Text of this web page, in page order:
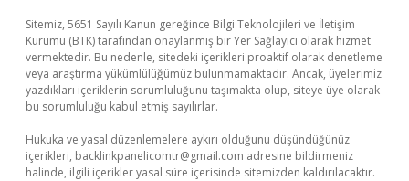
Sitemiz, 5651 Sayılı Kanun gereğince Bilgi Teknolojileri ve İletişim
Kurumu (BTK) tarafından onaylanmış bir Yer Sağlayıcı olarak hizmet
vermektedir. Bu nedenle, sitedeki içerikleri proaktif olarak denetleme
veya araştırma yükümlülüğümüz bulunmamaktadır. Ancak, üyelerimiz
yazdıkları içeriklerin sorumluluğunu taşımakta olup, siteye üye olarak
bu sorumluluğu kabul etmiş sayılırlar.
Hukuka ve yasal düzenlemelere aykırı olduğunu düşündüğünüz
içerikleri, backlinkpanelicomtr@gmail.com adresine bildirmeniz
halinde, ilgili içerikler yasal süre içerisinde sitemizden kaldırılacaktır.